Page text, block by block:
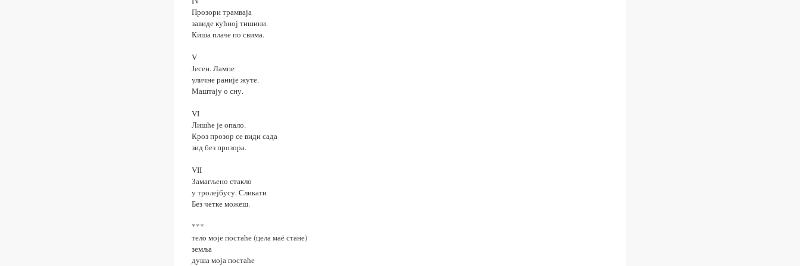
Прозори трамваја
завиде кућној тишини.
Киша плаче по свима.
V
Јесен. Лампе
уличне раније жуте.
Маштају о сну.
VI
Лишће је опало.
Кроз прозор се види сада
зид без прозора.
VII
Замагљено стакло
у тролејбусу. Сликати
Без четке можеш.
***
тело моје постаће (цела маё стане)
земља
душа моја постаће